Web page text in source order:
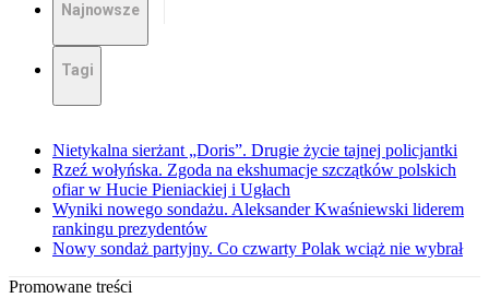
Najnowsze
Tagi
Nietykalna sierżant „Doris”. Drugie życie tajnej policjantki
Rzeź wołyńska. Zgoda na ekshumacje szczątków polskich
ofiar w Hucie Pieniackiej i Ugłach
Wyniki nowego sondażu. Aleksander Kwaśniewski liderem
rankingu prezydentów
Nowy sondaż partyjny. Co czwarty Polak wciąż nie wybrał
Promowane treści